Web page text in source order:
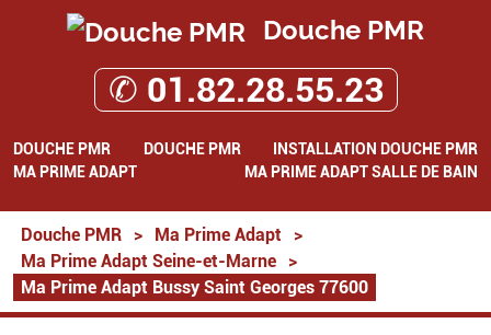
Douche PMR
✆ 01.82.28.55.23
DOUCHE PMR DOUCHE PMR
INSTALLATION DOUCHE PMR
MA PRIME ADAPT
MA PRIME ADAPT SALLE DE BAIN
Douche PMR > Ma Prime Adapt
>
Ma Prime Adapt Seine-et-Marne
>
Ma Prime Adapt Bussy Saint Georges 77600